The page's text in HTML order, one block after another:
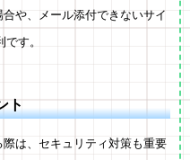
や、メール添付できないサイ
す。
ト
は、セキュリティ対策も重要